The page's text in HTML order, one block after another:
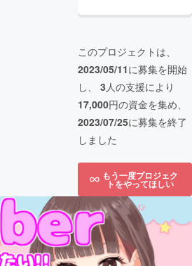
このプロジェクトは、
2023/05/11に募集を開始
し、 3人の支援により
17,000円の資金を集め、
2023/07/25に募集を終了
しました
もう一度プロジェク
トをやってほしい